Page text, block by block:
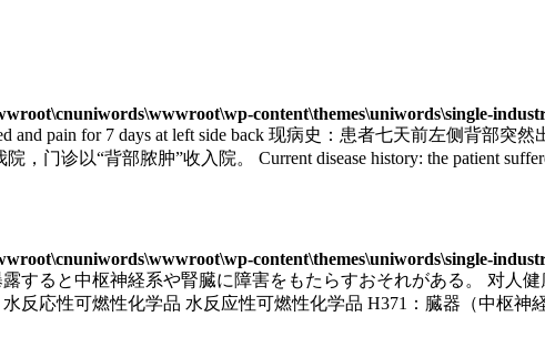
content\themes\uniwords\single-
and pain for 7 days at left side back 现病史：患者七天前左侧背部突
诊以“背部脓肿”收入院。 Current disease history: the patient
content\themes\uniwords\single-
ると中枢神経系や腎臓に障害をもたらすおそれがある。 对
反応性可燃性化学品 水反应性可燃性化学品 H371：臓器（中枢神